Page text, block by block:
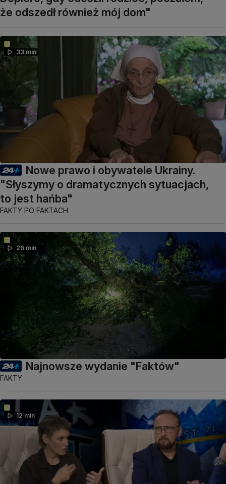
że odszedł również mój dom"
33 min
Nowe prawo i obywatele Ukrainy.
"Słyszymy o dramatycznych sytuacjach,
to jest hańba"
FAKTY PO FAKTACH
26 min
Najnowsze wydanie "Faktów"
FAKTY
12 min